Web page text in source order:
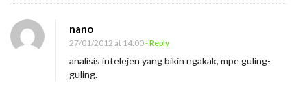
nano
27/01/2012 at 14:00- Reply
analisis intelejen yang bikin ngakak, mpe guling-
guling.